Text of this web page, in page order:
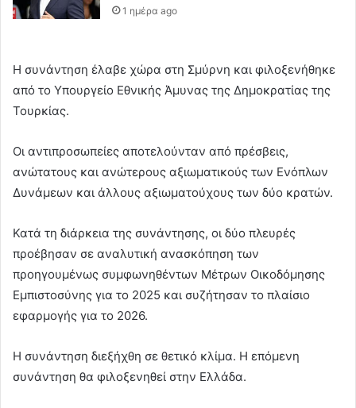
1 ημέρα ago
Η συνάντηση έλαβε χώρα στη Σμύρνη και φιλοξενήθηκε
από το Υπουργείο Εθνικής Άμυνας της Δημοκρατίας της
Τουρκίας.
Οι αντιπροσωπείες αποτελούνταν από πρέσβεις,
ανώτατους και ανώτερους αξιωματικούς των Ενόπλων
Δυνάμεων και άλλους αξιωματούχους των δύο κρατών.
Κατά τη διάρκεια της συνάντησης, οι δύο πλευρές
προέβησαν σε αναλυτική ανασκόπηση των
προηγουμένως συμφωνηθέντων Μέτρων Οικοδόμησης
Εμπιστοσύνης για το 2025 και συζήτησαν το πλαίσιο
εφαρμογής για το 2026.
Η συνάντηση διεξήχθη σε θετικό κλίμα. Η επόμενη
συνάντηση θα φιλοξενηθεί στην Ελλάδα.